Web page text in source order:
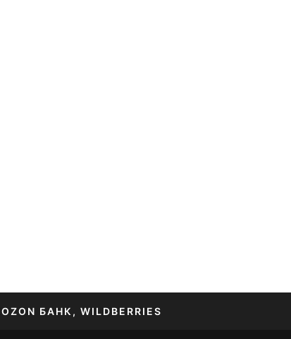
OZON БАНК, WILDBERRIES